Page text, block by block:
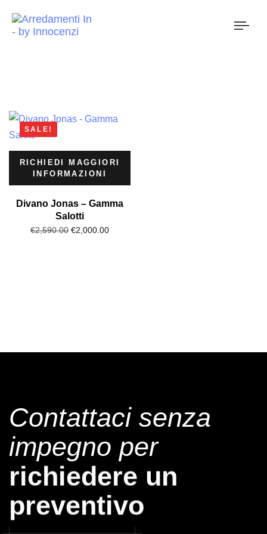
SALE!
RICHIEDI MAGGIORI
INFORMAZIONI
Divano Jonas – Gamma
Salotti
€2,590.00 €2,000.00
Contattaci senza
impegno per
avere una
richiedere un
preventivo